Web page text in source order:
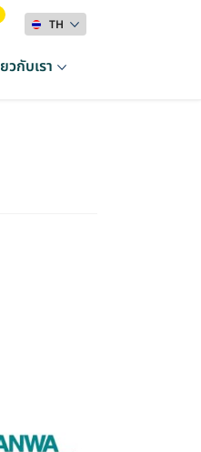
TH
วกับเรา